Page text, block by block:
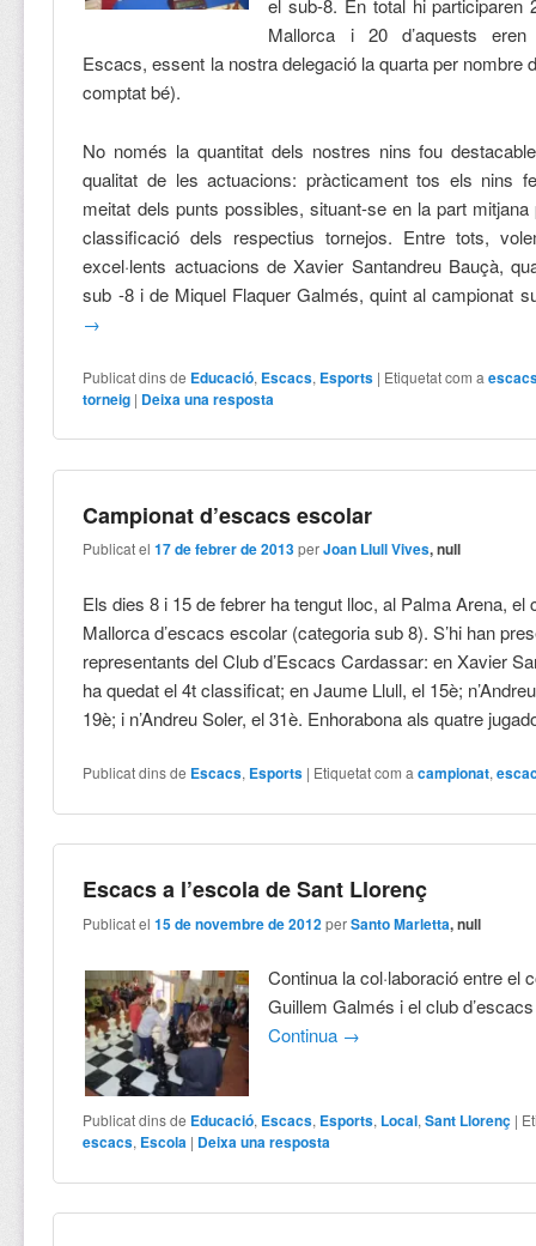
el sub-8. En total hi participaren
Mallorca i 20 d’aquests eren
Escacs, essent la nostra delegació la quarta per nombre
comptat bé).
No només la quantitat dels nostres nins fou
qualitat de les actuacions: pràcticament tos els nins
meitat dels punts possibles, situant-se en la part
classificació dels respectius tornejos. Entre tots,
excel·lents actuacions de Xavier Santandreu Bauçà,
sub -8 i de Miquel Flaquer Galmés, quint al campionat
→
Publicat dins de Educació, Escacs, Esports | Etiquetat com a
torneig | Deixa una resposta
Campionat d’escacs escolar
Publicat el17 de febrer de 2013 perJoan Llull Vives, null
Els dies 8 i 15 de febrer ha tengut lloc, al Palma Arena, el
Mallorca d’escacs escolar (categoria sub 8). S’hi han
representants del Club d’Escacs Cardassar: en Xavier
ha quedat el 4t classificat; en Jaume Llull, el 15è;
19è; i n’Andreu Soler, el 31è. Enhorabona als quatre
Publicat dins de Escacs, Esports | Etiquetat com a campionat,
Escacs a l’escola de Sant Llorenç
Publicat el15 de novembre de 2012 perSanto Marletta, null
Continua la col·laboració entre el
Guillem Galmés i el club
Continua →
Publicat dins de Educació, Escacs, Esports, Local,Sant Llorenç |
escacs, Escola | Deixa una resposta